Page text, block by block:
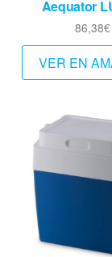
Aequator
86,38€
VER EN